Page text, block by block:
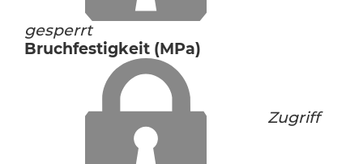
gesperrt
Bruchfestigkeit (MPa)
Zugriff